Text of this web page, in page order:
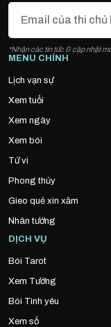
*Nhận các tin tức & cập nhật
MENU CHÍNH
Lịch vạn sự
Xem tuổi
Xem ngày
Xem bói
Tử vi
Phong thủy
Gieo quẻ xin xăm
Nhân tướng
DỊCH VỤ
Bói Tarot
Xem Tướng
Bói Tình yêu
Xem số